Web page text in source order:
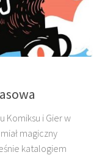
Komiksu i Gier w
magiczny
katalogiem